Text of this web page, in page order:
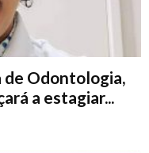
de Odontologia,
a estagiar...